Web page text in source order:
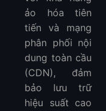
ảo hóa tiên
tiến và mạng
phân phối nội
dung toàn cầu
(CDN), đảm
bảo lưu trữ
hiệu suất cao